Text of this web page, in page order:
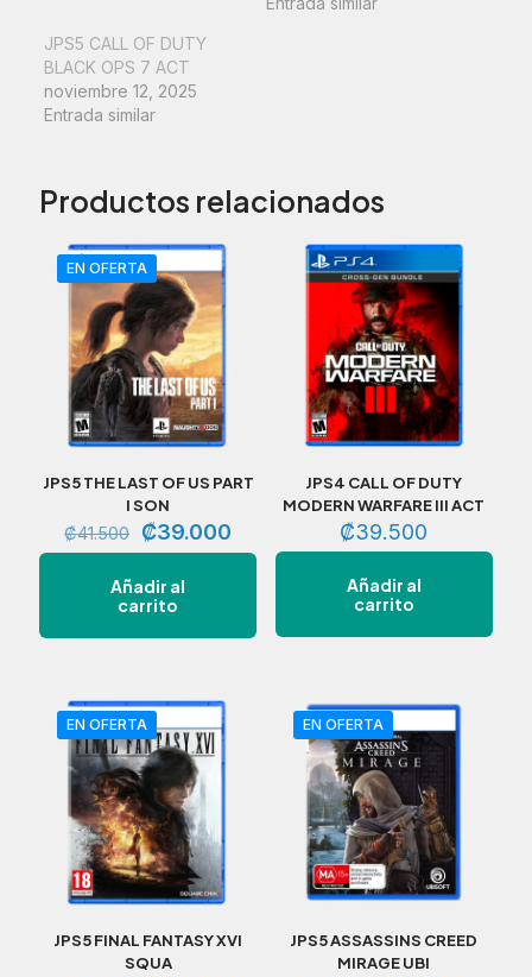
JPS5 CALL OF DUTY
BLACK OPS 7 ACT
noviembre 12, 2025
Entrada similar
Productos relacionados
EN OFERTA
JPS5 THE LAST OF US PART
I SON
₡41.500
El
precio
original
era:
₡39.000
precio
Añadir al
carrito
JPS4 CALL OF DUTY
MODERN WARFARE III ACT
₡39.500
Añadir al
carrito
EN OFERTA
JPS5 FINAL FANTASY XVI
SQUA
EN OFERTA
JPS5 ASSASSINS CREED
MIRAGE UBI